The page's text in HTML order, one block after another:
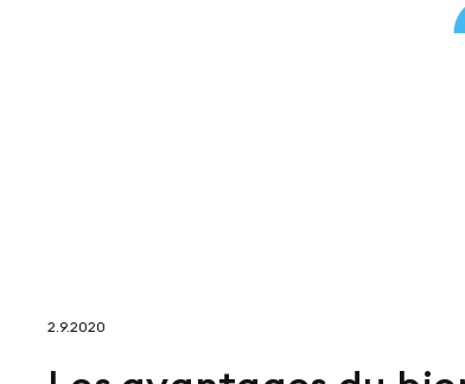
2.9.2020